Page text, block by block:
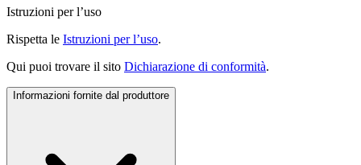
Istruzioni per l’uso
Rispetta le Istruzioni per l’uso.
Qui puoi trovare il sito Dichiarazione di conformità.
Informazioni fornite dal produttore